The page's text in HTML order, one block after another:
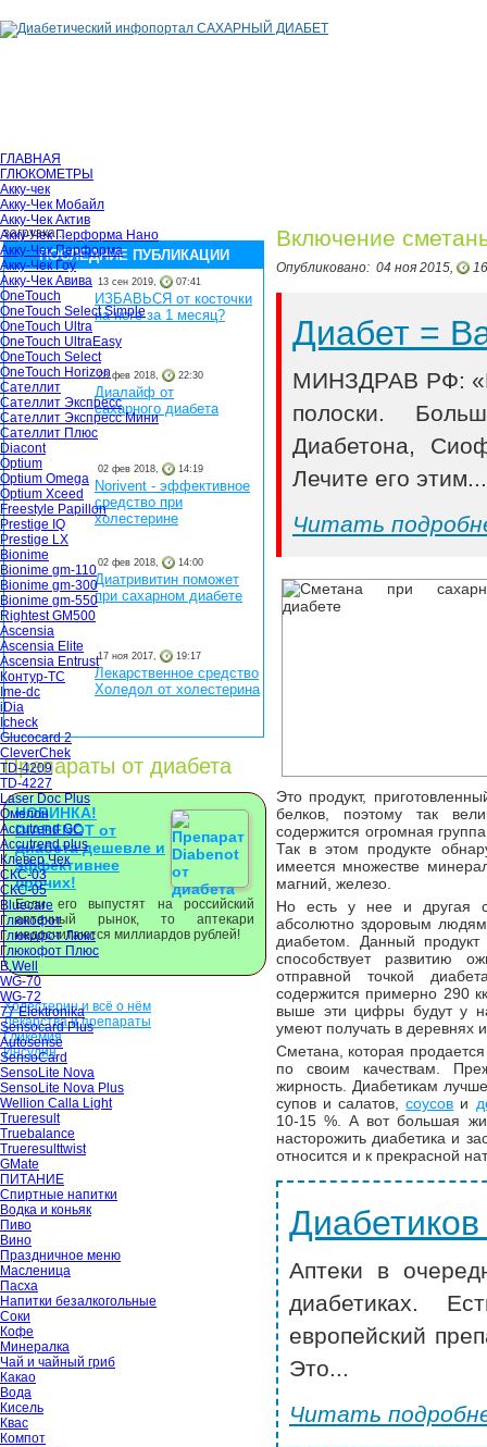
ГЛАВНАЯ
ГЛЮКОМЕТРЫ
Акку-чек
Акку-Чек Мобайл
Акку-Чек Актив
Акку-Чек Перформа Нано
Акку-Чек Перформа
Акку-Чек Гоу
Акку-Чек Авива
OneTouch
OneTouch Select Simple
OneTouch Ultra
OneTouch UltraEasy
OneTouch Select
OneTouch Horizon
Сателлит
Сателлит Экспресс
Сателлит Экспресс Мини
Сателлит Плюс
Diacont
Optium
Optium Omega
Optium Xceed
Freestyle Papillon
Prestige IQ
Prestige LX
Bionime
Bionime gm-110
Bionime gm-300
Bionime gm-550
Rightest GM500
Ascensia
Ascensia Elite
Ascensia Entrust
Контур-ТС
Ime-dc
iDia
Icheck
Glucocard 2
CleverChek
TD-4209
TD-4227
Laser Doc Plus
Омелон
Accutrend GC
Accutrend plus
Клевер Чек
СКС-03
СКС-05
Bluecare
Глюкофот
Глюкофот Люкс
Глюкофот Плюс
B.Well
WG-70
WG-72
77 Elektronika
Sensocard Plus
Autosense
SensoCard
SensoLite Nova
SensoLite Nova Plus
Wellion Calla Light
Trueresult
Truebalance
Trueresulttwist
GMate
ПИТАНИЕ
Спиртные напитки
Водка и коньяк
Пиво
Вино
Праздничное меню
Масленица
Пасха
Напитки безалкогольные
Соки
Кофе
Минералка
Чай и чайный гриб
Какао
Вода
Кисель
Квас
Компот
загрузка...
ПОСЛЕДНИЕ ПУБЛИКАЦИИ
13 сен 2019, 07:41
ИЗБАВЬСЯ от косточки
на ноге за 1 месяц?
28 фев 2018, 22:30
Диалайф от
сахарного диабета
02 фев 2018, 14:19
Norivent - эффективное
средство при
холестерине
02 фев 2018, 14:00
Диатривитин поможет
при сахарном диабете
17 ноя 2017, 19:17
Лекарственное средство
Холедол от холестерина
Препараты от диабета
НОВИНКА!
DIABENOT от
диабета дешевле и
эффективнее
прочих!
Если его выпустят на российский
аптечный рынок, то аптекари
недосчитаются миллиардов рублей!
Холестерин и всё о нём
Лекарства и препараты
Гликемия
Инсулин
Включение
Опубликовано: 04 ноя 2015,
Диабет =
МИНЗДРАВ РФ:
полоски.
Диабетона,
Лечите его
Читать
Это продукт,
белков, поэтому так
содержится огромная
Так в этом продукте
имеется множестве
магний, железо.
Но есть у нее и другая
абсолютно здоровым
диабетом. Данный
способствует развитию
отправной точкой
содержится примерно 290
выше эти цифры будут у
умеют получать в деревнях
Сметана, которая
по своим качествам.
жирность. Диабетикам
супов и салатов,соусов и
10-15 %. А вот большая
насторожить диабетика и
относится и к прекрасной
Аптеки в
диабетиках.
европейский
Это...
Читать